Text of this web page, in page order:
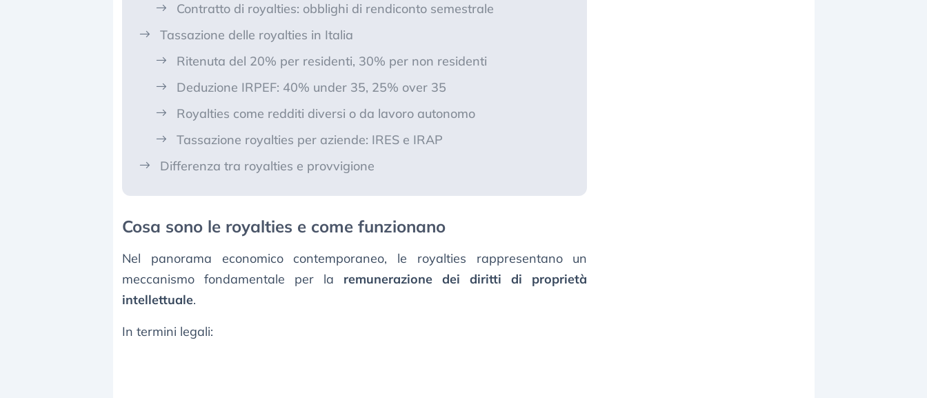
Contratto di royalties: obblighi di rendiconto semestrale
Tassazione delle royalties in Italia
Ritenuta del 20% per residenti, 30% per non residenti
Deduzione IRPEF: 40% under 35, 25% over 35
Royalties come redditi diversi o da lavoro autonomo
Tassazione royalties per aziende: IRES e IRAP
Differenza tra royalties e provvigione
Cosa sono le royalties e come funzionano
Nel panorama economico contemporaneo, le royalties rappresentano un
meccanismo fondamentale per la remunerazione dei diritti di proprietà
intellettuale.
In termini legali: